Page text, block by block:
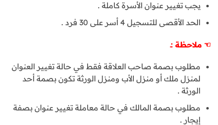
يجب تغيير عنوان الأسرة كاملة .
الحد الأقصى للتسجيل 4 أسر على 30 فرد .
☜ ملاحظة :ـ
مطلوب بصمة صاحب العلاقة فقط في حالة تغيير العنوان
لمنزل ملك أو منزل الأب ومنزل الورثة تكون بصمة أحد
الورثة .
مطلوب بصمة المالك في حالة معاملة تغيير عنوان بصفة
إيجار .